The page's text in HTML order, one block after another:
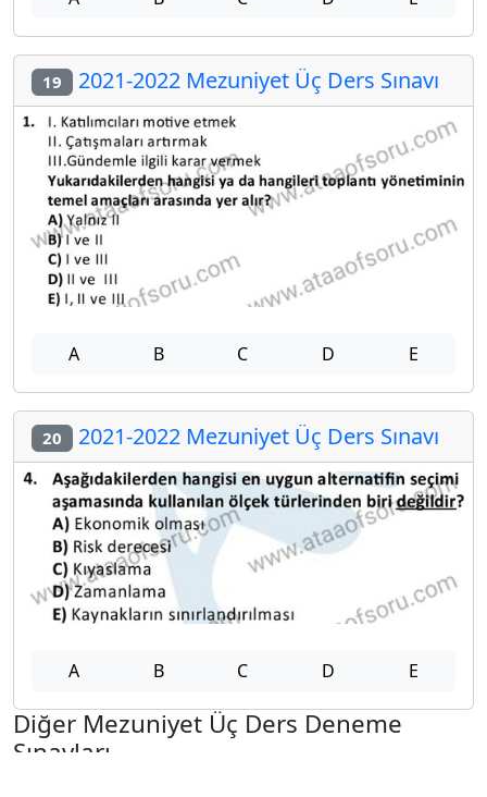
19 2021-2022 Mezuniyet Üç Ders Sınavı
A B C D E
20 2021-2022 Mezuniyet Üç Ders Sınavı
A B C D E
Diğer Mezuniyet Üç Ders Deneme
Sınavları